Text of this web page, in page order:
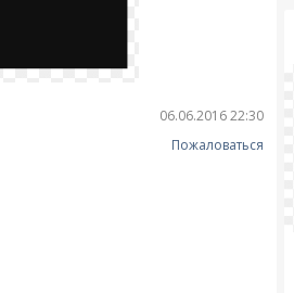
06.06.2016 22:30
Пожаловаться